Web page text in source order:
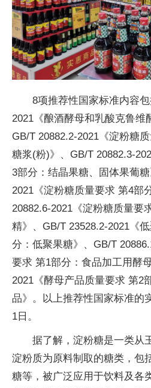
8项推荐性国家标准内容
2021《酿酒酵母和乳酸克鲁维
GB/T 20882.2-2021《淀粉糖
糖浆(粉)》、GB/T 20882.3-
3部分：结晶果糖、固体果葡
2021《淀粉糖质量要求 第4部
20882.6-2021《淀粉糖质量要
精》、GB/T 23528.2-2021《
分：低聚果糖》、GB/T
要求 第1部分：食品加工用酵
2021《酵母产品质量要求 第2
品》。以上推荐性国家标准的
1日。
据了解，淀粉糖是一类从
淀粉质为原料制取的糖类，包
糖等，被广泛应用于饮料及各